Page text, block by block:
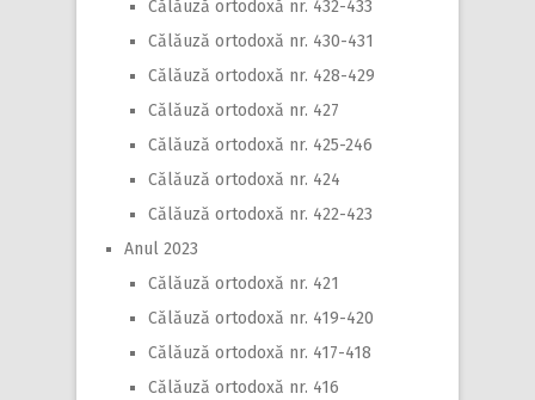
Călăuză ortodoxă nr. 432-433
Călăuză ortodoxă nr. 430-431
Călăuză ortodoxă nr. 428-429
Călăuză ortodoxă nr. 427
Călăuză ortodoxă nr. 425-246
Călăuză ortodoxă nr. 424
Călăuză ortodoxă nr. 422-423
Anul 2023
Călăuză ortodoxă nr. 421
Călăuză ortodoxă nr. 419-420
Călăuză ortodoxă nr. 417-418
Călăuză ortodoxă nr. 416